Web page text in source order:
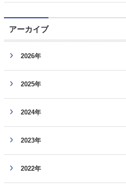
アーカイブ
2026年
2025年
2024年
2023年
2022年